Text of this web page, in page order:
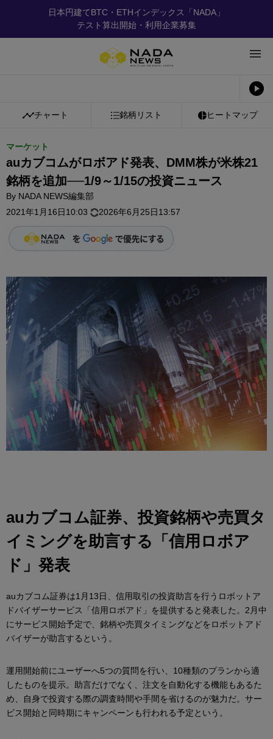
日本円建てBTC・ETHインデックス「NADA」
テスト算出開始・利用企業募集
チャート 銘柄リスト ヒートマップ
マーケット
auカブコムがロボアド発表、DMM株が米株21
銘柄を追加──1/9～1/15の投資ニュース
By NADA NEWS編集部
2021年1月16日10:03
2026年6月25日13:57
auカブコム証券、投資銘柄や売買タ
イミングを助言する「信用ロボア
ド」発表
auカブコム証券は1月13日、信用取引の投資助言を行うロボットア
ドバイザーサービス「信用ロボアド」を提供すると発表した。2月中
にサービス開始予定で、銘柄や売買タイミングなどをロボットアド
バイザーが助言するという。
運用開始前にユーザーへ5つの質問を行い、10種類のプランから適
したものを提示。助言だけでなく、注文を自動化する機能もあるた
め、自身で投資する際の調査時間や手間を省けるのが魅力だ。サー
ビス開始と同時期にキャンペーンも行われる予定という。